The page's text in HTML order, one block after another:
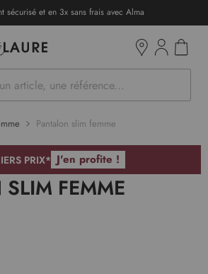
et en 3x sans frais avec Alma
Pantalon slim femme
PRIX* J'en profite !
FEMME